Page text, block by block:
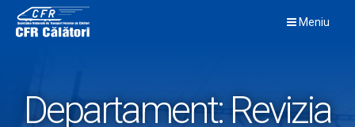
content
Meniu
Departament:Revizia